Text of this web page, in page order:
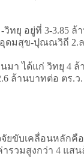
ยุ อยู่ที่ 3-3.85
ดมสุข-ปุณณวิถี 2.
า ได้แก่ วิทยุ 4
ล้านบาทต่อ ตร.
บเคลื่อนหลักคื
ารวมสูงกว่า 4